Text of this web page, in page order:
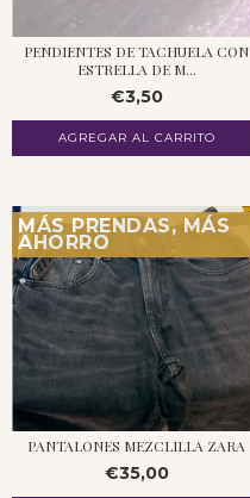
PENDIENTES DE TACHUELA CON
ESTRELLA DE M...
€3,50
MÁS PRENDAS, MÁS
AHORRO
PANTALONES MEZCLILLA ZARA
€35,00